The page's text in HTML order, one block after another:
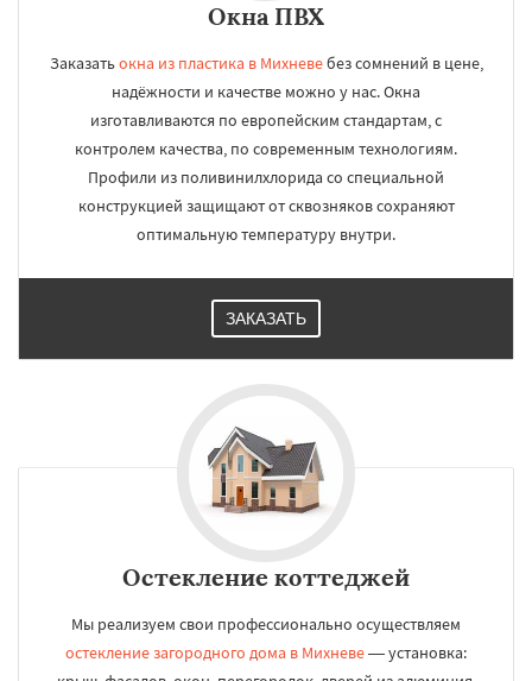
Окна ПВХ
Заказатьокна из пластика в Михневебез сомнений в цене,
надёжности и качестве можно у нас. Окна
изготавливаются по европейским стандартам, с
контролем качества, по современным технологиям.
Профили из поливинилхлорида со специальной
конструкцией защищают от сквозняков сохраняют
оптимальную температуру внутри.
ЗАКАЗАТЬ
Остекление коттеджей
Мы реализуем свои профессионально осуществляем
остекление загородного дома в Михневе— установка: